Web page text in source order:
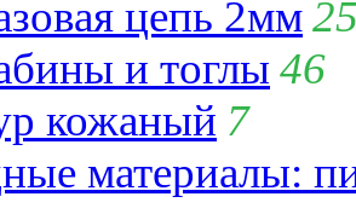
цепь 2мм
и тоглы 46
кожаный 7
материалы: